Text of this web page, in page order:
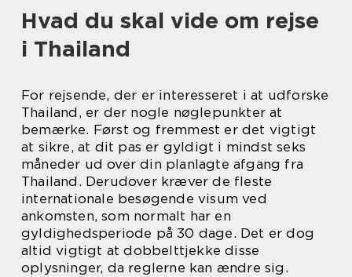
Hvad du skal vide om rejse
i Thailand
For rejsende, der er interesseret i at udforske
Thailand, er der nogle nøglepunkter at
bemærke. Først og fremmest er det vigtigt
at sikre, at dit pas er gyldigt i mindst seks
måneder ud over din planlagte afgang fra
Thailand. Derudover kræver de fleste
internationale besøgende visum ved
ankomsten, som normalt har en
gyldighedsperiode på 30 dage. Det er dog
altid vigtigt at dobbelttjekke disse
oplysninger, da reglerne kan ændre sig.